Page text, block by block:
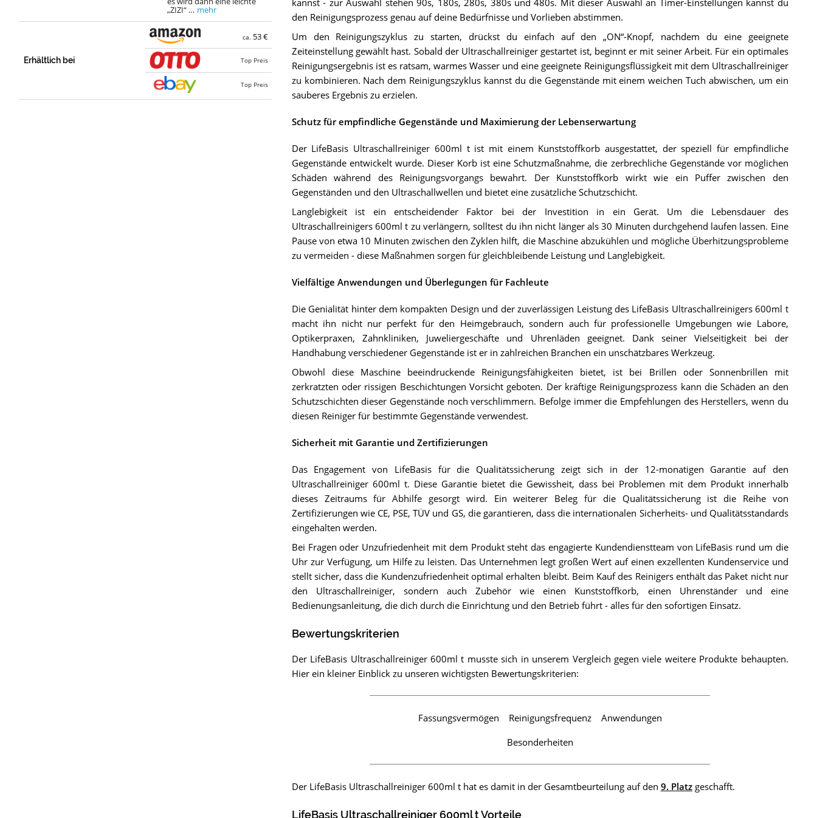
„ZIZI“ … mehr
Erhältlich bei
ca. 53 €
Top Preis
Top Preis
kannst - zur Auswahl stehen 90s, 180s, 280s, 380s und 480s. Mit dieser Auswahl an Timer-Einstellungen kannst du
den Reinigungsprozess genau auf deine Bedürfnisse und Vorlieben abstimmen.
Um den Reinigungszyklus zu starten, drückst du einfach auf den „ON“-Knopf, nachdem du eine geeignete
Zeiteinstellung gewählt hast. Sobald der Ultraschallreiniger gestartet ist, beginnt er mit seiner Arbeit. Für ein optimales
Reinigungsergebnis ist es ratsam, warmes Wasser und eine geeignete Reinigungsflüssigkeit mit dem Ultraschallreiniger
zu kombinieren. Nach dem Reinigungszyklus kannst du die Gegenstände mit einem weichen Tuch abwischen, um ein
sauberes Ergebnis zu erzielen.
Schutz für empfindliche Gegenstände und Maximierung der Lebenserwartung
Der LifeBasis Ultraschallreiniger 600ml t ist mit einem Kunststoffkorb ausgestattet, der speziell für empfindliche
Gegenstände entwickelt wurde. Dieser Korb ist eine Schutzmaßnahme, die zerbrechliche Gegenstände vor möglichen
Schäden während des Reinigungsvorgangs bewahrt. Der Kunststoffkorb wirkt wie ein Puffer zwischen den
Gegenständen und den Ultraschallwellen und bietet eine zusätzliche Schutzschicht.
Langlebigkeit ist ein entscheidender Faktor bei der Investition in ein Gerät. Um die Lebensdauer des
Ultraschallreinigers 600ml t zu verlängern, solltest du ihn nicht länger als 30 Minuten durchgehend laufen lassen. Eine
Pause von etwa 10 Minuten zwischen den Zyklen hilft, die Maschine abzukühlen und mögliche Überhitzungsprobleme
zu vermeiden - diese Maßnahmen sorgen für gleichbleibende Leistung und Langlebigkeit.
Vielfältige Anwendungen und Überlegungen für Fachleute
Die Genialität hinter dem kompakten Design und der zuverlässigen Leistung des LifeBasis Ultraschallreinigers 600ml t
macht ihn nicht nur perfekt für den Heimgebrauch, sondern auch für professionelle Umgebungen wie Labore,
Optikerpraxen, Zahnkliniken, Juweliergeschäfte und Uhrenläden geeignet. Dank seiner Vielseitigkeit bei der
Handhabung verschiedener Gegenstände ist er in zahlreichen Branchen ein unschätzbares Werkzeug.
Obwohl diese Maschine beeindruckende Reinigungsfähigkeiten bietet, ist bei Brillen oder Sonnenbrillen mit
zerkratzten oder rissigen Beschichtungen Vorsicht geboten. Der kräftige Reinigungsprozess kann die Schäden an den
Schutzschichten dieser Gegenstände noch verschlimmern. Befolge immer die Empfehlungen des Herstellers, wenn du
diesen Reiniger für bestimmte Gegenstände verwendest.
Sicherheit mit Garantie und Zertifizierungen
Das Engagement von LifeBasis für die Qualitätssicherung zeigt sich in der 12-monatigen Garantie auf den
Ultraschallreiniger 600ml t. Diese Garantie bietet die Gewissheit, dass bei Problemen mit dem Produkt innerhalb
dieses Zeitraums für Abhilfe gesorgt wird. Ein weiterer Beleg für die Qualitätssicherung ist die Reihe von
Zertifizierungen wie CE, PSE, TÜV und GS, die garantieren, dass die internationalen Sicherheits- und Qualitätsstandards
eingehalten werden.
Bei Fragen oder Unzufriedenheit mit dem Produkt steht das engagierte Kundendienstteam von LifeBasis rund um die
Uhr zur Verfügung, um Hilfe zu leisten. Das Unternehmen legt großen Wert auf einen exzellenten Kundenservice und
stellt sicher, dass die Kundenzufriedenheit optimal erhalten bleibt. Beim Kauf des Reinigers enthält das Paket nicht nur
den Ultraschallreiniger, sondern auch Zubehör wie einen Kunststoffkorb, einen Uhrenständer und eine
Bedienungsanleitung, die dich durch die Einrichtung und den Betrieb führt - alles für den sofortigen Einsatz.
Bewertungskriterien
Der LifeBasis Ultraschallreiniger 600ml t musste sich in unserem Vergleich gegen viele weitere Produkte behaupten.
Hier ein kleiner Einblick zu unseren wichtigsten Bewertungskriterien:
Fassungsvermögen Reinigungsfrequenz
Anwendungen
Besonderheiten
Der LifeBasis Ultraschallreiniger 600ml t hat es damit in der Gesamtbeurteilung auf den 9. Platzgeschafft.
LifeBasis Ultraschallreiniger 600ml t Vorteile